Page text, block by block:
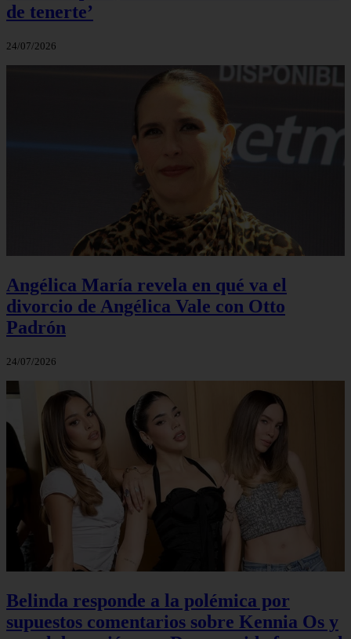
de tenerte’
24/07/2026
Angélica María revela en qué va el
divorcio de Angélica Vale con Otto
Padrón
24/07/2026
Belinda responde a la polémica por
supuestos comentarios sobre Kennia Os y